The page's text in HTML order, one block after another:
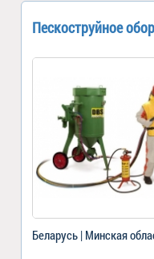
Пескоструйное
Беларусь | Минская